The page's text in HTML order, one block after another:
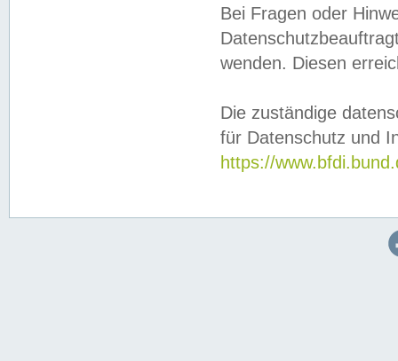
Bei Fragen oder
wenden. Diesen
Die zuständige
für Datenschutz und
https://